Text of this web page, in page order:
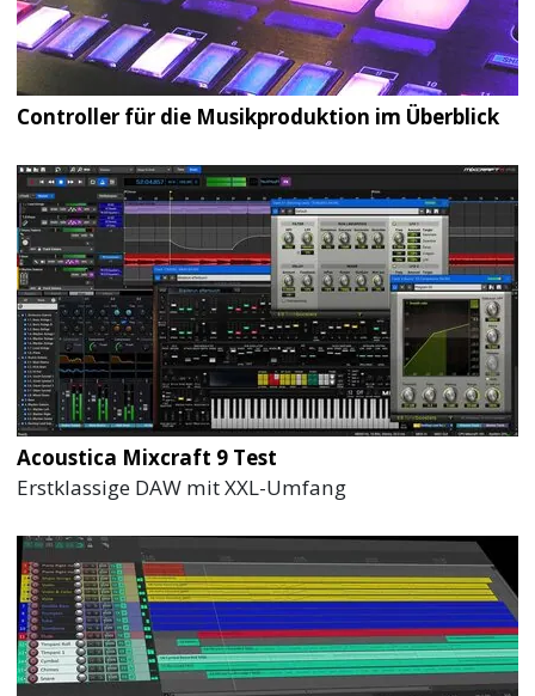
Controller für die Musikproduktion im Überblick
Acoustica Mixcraft 9 Test
Erstklassige DAW mit XXL-Umfang